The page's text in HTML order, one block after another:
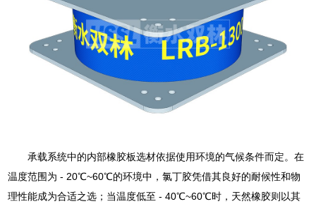
承载系统中的内部橡胶板选材依据使用环境的气候条件而定。在
温度范围为 - 20℃~60℃的环境中，氯丁胶凭借其良好的耐候性和物
理性能成为合适之选；当温度低至 - 40℃~60℃时，天然橡胶则以其